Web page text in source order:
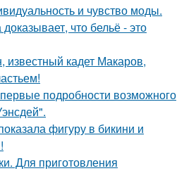
и чувство моды.
что бельё - это
известный кадет Макаров,
подробности возможного
фигуру в бикини и
Для приготовления